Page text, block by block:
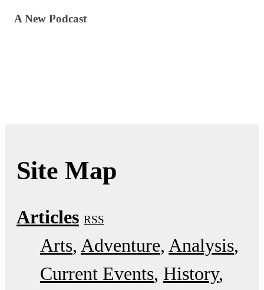
A New Podcast
Site Map
Articles RSS
Arts Adventure Analysis
Current Events History